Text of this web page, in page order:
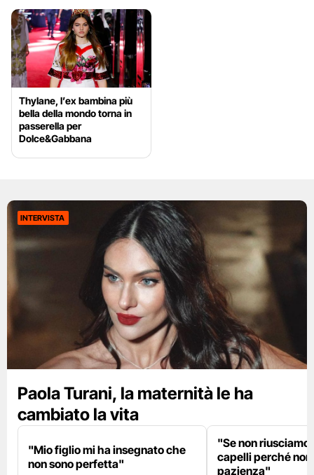
Thylane, l’ex bambina più
bella della mondo torna in
passerella per
Dolce&Gabbana
INTERVISTA
Paola Turani, la maternità le ha
cambiato la vita
"Mio figlio mi ha insegnato che
non sono perfetta"
"Se non riusciamo
capelli perché
pazienza"